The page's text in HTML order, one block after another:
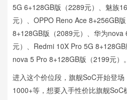
5G 6+128GB版（2289元）、魅族
元）、OPPO Reno Ace 8+256GB
8+128GB版（2089元）、华为nova
元）、Redmi 10X Pro 5G
nova 5 Pro 8+128GB版（2199元）。
进入这个价位段，旗舰SoC开始登
1000+等，想要入手性价比旗舰SoC